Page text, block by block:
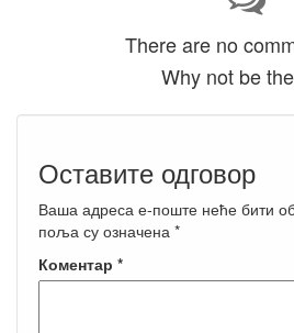
There are no
Why not be
Оставите одговор
Ваша адреса е-поште неће бити
поља су означена *
Коментар *